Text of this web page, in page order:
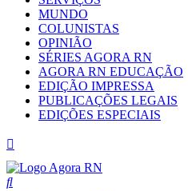
MUNDO
COLUNISTAS
OPINIÃO
SÉRIES AGORA RN
AGORA RN EDUCAÇÃO
EDIÇÃO IMPRESSA
PUBLICAÇÕES LEGAIS
EDIÇÕES ESPECIAIS